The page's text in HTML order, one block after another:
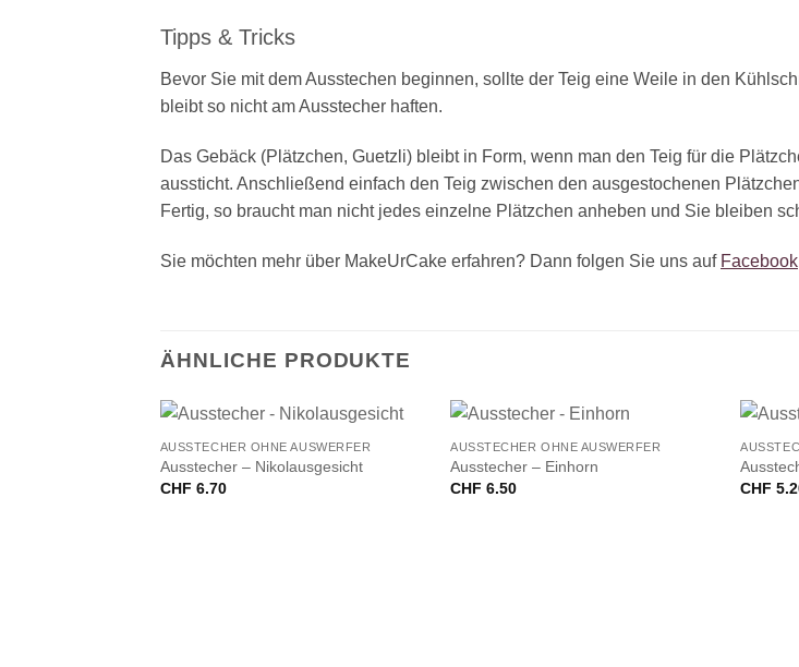
Tipps & Tricks
Bevor Sie mit dem Ausstechen beginnen, sollte der Teig eine Weile in den
bleibt so nicht am Ausstecher haften.
Das Gebäck (Plätzchen, Guetzli) bleibt in Form, wenn man den Teig für die
aussticht. Anschließend einfach den Teig zwischen den ausgestochenen
Fertig, so braucht man nicht jedes einzelne Plätzchen anheben und Sie bleiben
Sie möchten mehr über MakeUrCake erfahren? Dann folgen Sie uns auf Facebook
ÄHNLICHE PRODUKTE
AUSSTECHER OHNE AUSWERFER
Ausstecher – Nikolausgesicht
CHF 6.70
AUSSTECHER OHNE AUSWERFER
Ausstecher – Einhorn
CHF 6.50
CHF